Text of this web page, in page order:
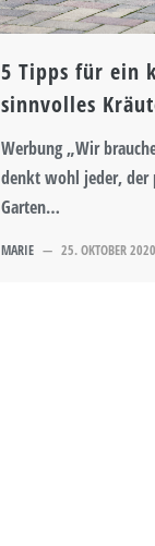
5 Tipps für ein
sinnvolles
Werbung „Wir
denkt wohl jeder, der
Garten…
MARIE — 25. OKTOBER 2020